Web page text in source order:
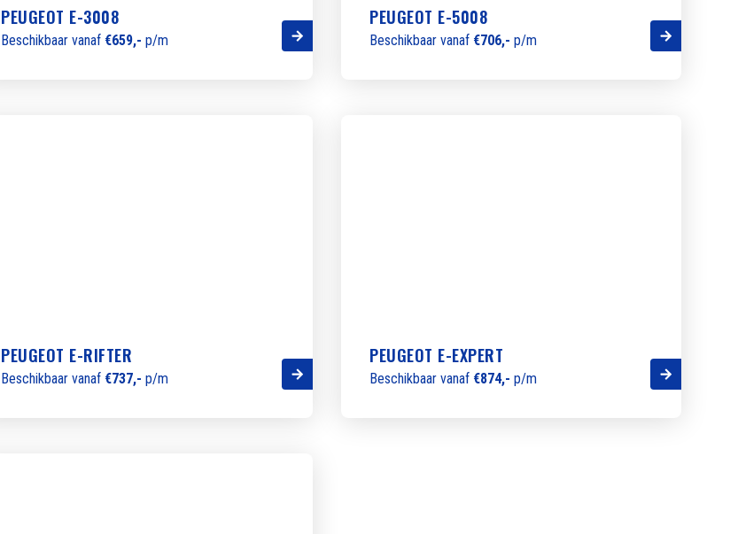
PEUGEOT E-3008
Beschikbaar vanaf €659,- p/m
PEUGEOT E-5008
Beschikbaar vanaf €706,- p/m
PEUGEOT E-RIFTER
Beschikbaar vanaf €737,- p/m
PEUGEOT E-EXPERT
Beschikbaar vanaf €874,- p/m